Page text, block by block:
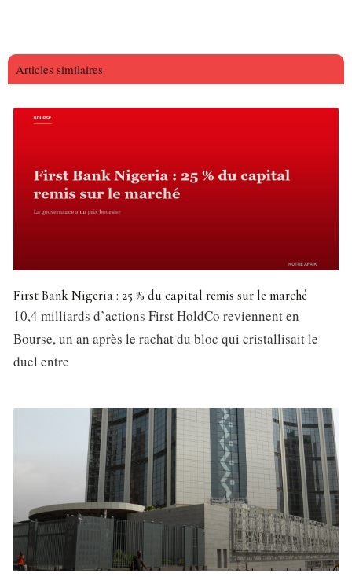
Articles similaires
First Bank Nigeria : 25 % du capital remis sur le marché
10,4 milliards d’actions First HoldCo reviennent en
Bourse, un an après le rachat du bloc qui cristallisait le
duel entre